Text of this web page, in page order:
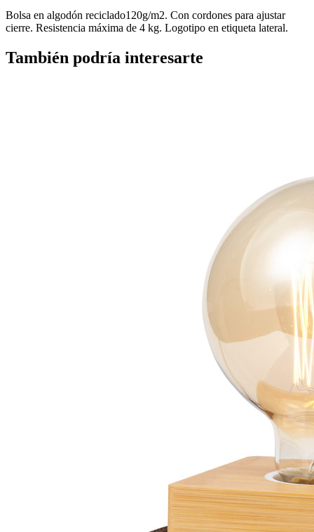
Bolsa en algodón reciclado120g/m2. Con cordones para ajustar
cierre. Resistencia máxima de 4 kg. Logotipo en etiqueta lateral.
También podría interesarte